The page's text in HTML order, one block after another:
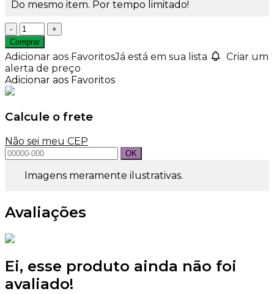
Do mesmo item. Por tempo limitado!
Frasco
de
Vidro
Diamante
400ml
Degrade
Rosca
28mm
Comprar
Adicionar aos FavoritosJá está em sua lista
Criar um
alerta de preço
Adicionar aos Favoritos
Calcule o frete
Não sei meu CEP
Imagens meramente ilustrativas.
Avaliações
Ei, esse produto ainda não foi
avaliado!